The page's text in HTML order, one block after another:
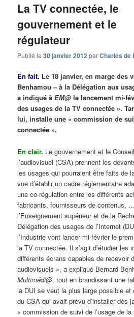
La TV connectée, le
gouvernement et le
régulateur
Publié le30 janvier 2012parCharles de
En fait. Le 18 janvier, en marge des
Benhamou – à la Délégation aux
a indiqué àEM@ le lancement mi-
des usages de la TV connectée ».
lui, installe une « commission de
connectée ».
En clair. Le gouvernement et le
l’audiovisuel (CSA) prennent les
les usages qui pourraient être faits de
vue d’établir un cadre réglementaire
une co-régulation entre les différents
fabricants, fournisseurs de contenus,
l’Enseignement supérieur et de la
Délégation des usages de l’Internet
l’Industrie vont lancer mi-février le
la TV connectée. Il s’agit d’étudier les
différents écrans capables de recevoir
audiovisuels », a expliqué Bernard
Multimédi@, tout en brandissant une
la DUI se veut la plus large possible et
du CSA qui avait prévu d’installer dès
« commission de suivi de l’usage de